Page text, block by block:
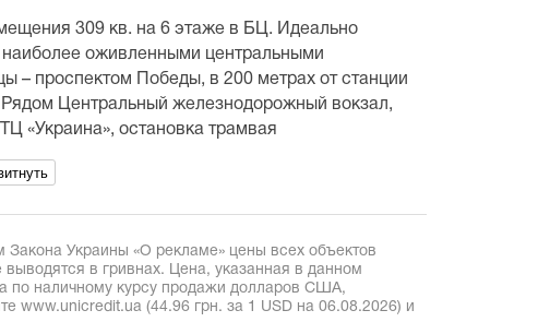
309 кв. на 6 этаже в БЦ. Идеально
оживленными центральными
– проспектом Победы, в 200 метрах от станции
Рядом Центральный железнодорожный вокзал,
«Украина», остановка трамвая
Закона Украины «О рекламе» цены всех объектов
в гривнах. Цена, указанная в данном
по наличному курсу продажи долларов США,
www.unicredit.ua (44.96 грн. за 1 USD на 06.08.2026) и